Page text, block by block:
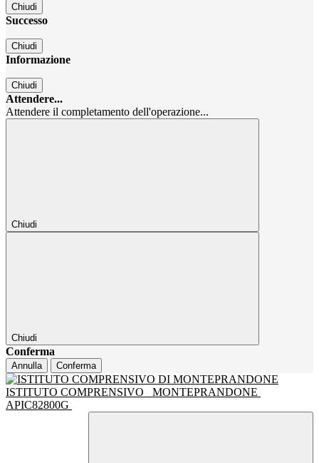
Chiudi
Successo
Chiudi
Informazione
Chiudi
Attendere...
Attendere il completamento dell'operazione...
Chiudi
Chiudi
Conferma
Annulla Conferma
ISTITUTO COMPRENSIVO
MONTEPRANDONE
APIC82800G